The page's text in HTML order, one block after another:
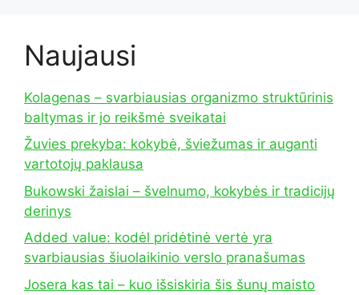
Naujausi
Kolagenas – svarbiausias organizmo struktūrinis
baltymas ir jo reikšmė sveikatai
Žuvies prekyba: kokybė, šviežumas ir auganti
vartotojų paklausa
Bukowski žaislai – švelnumo, kokybės ir tradicijų
derinys
Added value: kodėl pridėtinė vertė yra
svarbiausias šiuolaikinio verslo pranašumas
Josera kas tai – kuo išsiskiria šis šunų maisto